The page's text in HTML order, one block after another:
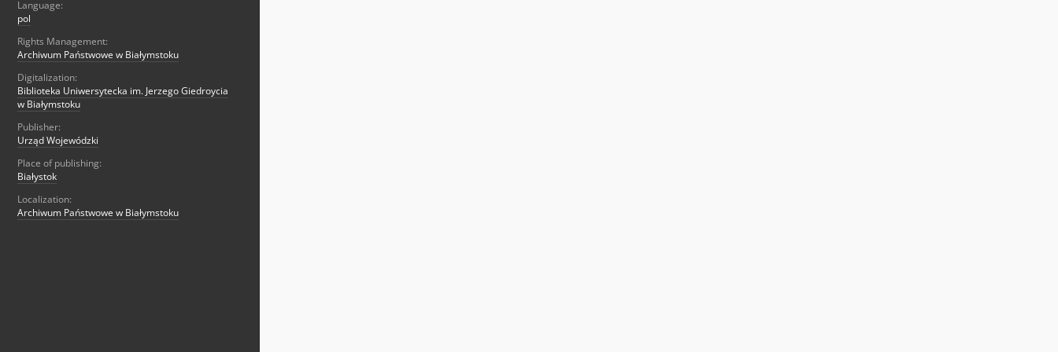
Language:
pol
Rights Management:
Archiwum Państwowe w Białymstoku
Digitalization:
Biblioteka Uniwersytecka im. Jerzego Giedroycia
w Białymstoku
Publisher:
Urząd Wojewódzki
Place of publishing:
Białystok
Localization:
Archiwum Państwowe w Białymstoku